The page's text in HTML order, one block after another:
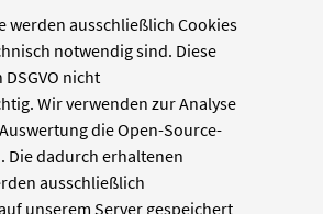
werden ausschließlich Cookies
notwendig sind. Diese
nicht
Wir verwenden zur Analyse
die Open-Source-
Die dadurch erhaltenen
ausschließlich
unserem Server gespeichert